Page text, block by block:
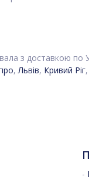
з доставкою по
,Львів, Кривий Ріг,
-